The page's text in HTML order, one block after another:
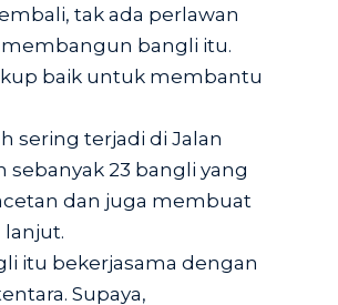
tak ada perlawan
bangli itu.
baik untuk membantu
sering terjadi di Jalan
sebanyak 23 bangli yang
dan juga membuat
lanjut.
itu bekerjasama dengan
Supaya,